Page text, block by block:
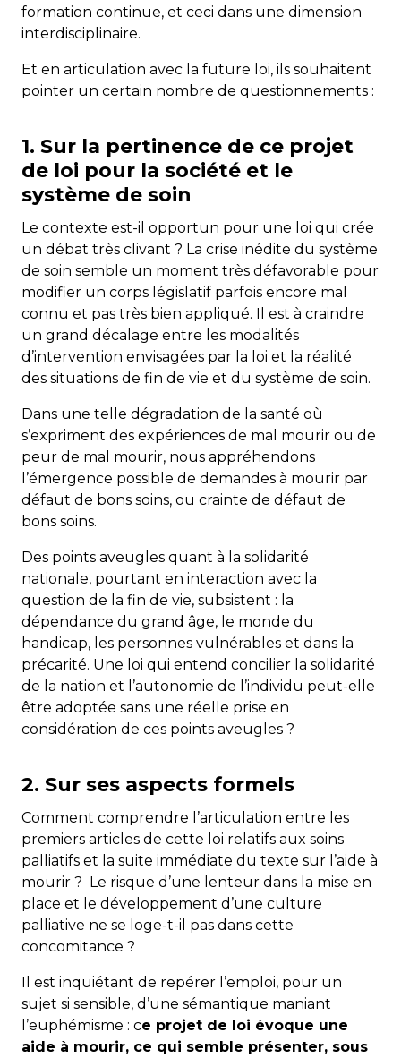
formation continue, et ceci dans une dimension
interdisciplinaire.
Et en articulation avec la future loi, ils souhaitent
pointer un certain nombre de questionnements :
1. Sur la pertinence de ce projet
de loi pour la société et le
système de soin
Le contexte est-il opportun pour une loi qui crée
un débat très clivant ? La crise inédite du système
de soin semble un moment très défavorable pour
modifier un corps législatif parfois encore mal
connu et pas très bien appliqué. Il est à craindre
un grand décalage entre les modalités
d’intervention envisagées par la loi et la réalité
des situations de fin de vie et du système de soin.
Dans une telle dégradation de la santé où
s’expriment des expériences de mal mourir ou de
peur de mal mourir, nous appréhendons
l’émergence possible de demandes à mourir par
défaut de bons soins, ou crainte de défaut de
bons soins.
Des points aveugles quant à la solidarité
nationale, pourtant en interaction avec la
question de la fin de vie, subsistent : la
dépendance du grand âge, le monde du
handicap, les personnes vulnérables et dans la
précarité. Une loi qui entend concilier la solidarité
de la nation et l’autonomie de l’individu peut-elle
être adoptée sans une réelle prise en
considération de ces points aveugles ?
2. Sur ses aspects formels
Comment comprendre l’articulation entre les
premiers articles de cette loi relatifs aux soins
palliatifs et la suite immédiate du texte sur l’aide à
mourir ? Le risque d’une lenteur dans la mise en
place et le développement d’une culture
palliative ne se loge-t-il pas dans cette
concomitance ?
Il est inquiétant de repérer l’emploi, pour un
sujet si sensible, d’une sémantique maniant
l’euphémisme : ce projet de loi évoque une
aide à mourir, ce qui semble présenter, sous